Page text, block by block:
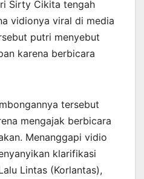
Sirty Cikita tengah
vidionya viral di media
putri menyebut
karena berbicara
tersebut
mengajak berbicara
Menanggapi vidio
klarifikasi
Lintas (Korlantas),